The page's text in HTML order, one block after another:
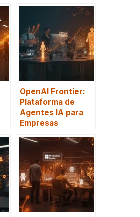
OpenAI Frontier:
Plataforma de
Agentes IA para
Empresas